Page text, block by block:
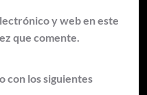
y web en este
que comente.
con los siguientes